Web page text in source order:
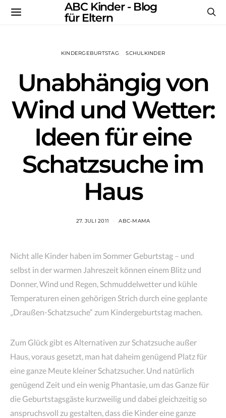
ABC Kinder - Blog
für Eltern
KINDERGEBURTSTAG SCHULKINDER
Unabhängig von
Wind und Wetter:
Ideen für eine
Schatzsuche im
Haus
27. JULI 2011 ABC-MAMA
Nicht alle Kinder haben im Sommer Geburtstag – und
selbst in der warmen Jahreszeit können einem Blitz und
Donner, Wind und Regen, Schmuddelwetter und kühle
Temperaturen einen gehörigen Strich durch eine geplante
„Draußen-Schatzsuche“ zum Kindergeburtstag machen.
Zum Glück gibt es Alternativen zur Schatzsuche außer
Haus, voraus gesetzt, man hat daheim genügend Platz für
eine ganze Meute kleiner Schatzsucher. Und natürlich
genügend Zeit und ein wenig Phantasie, um das Ganze für
die Geburtstagsgäste kurzweilig und dabei gleichzeitig so
anspruchsvoll zu gestalten, dass die Kinder eine ganze